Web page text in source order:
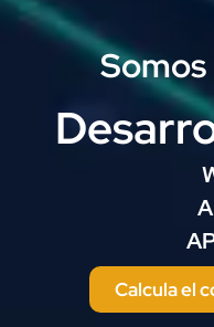
Calcula el